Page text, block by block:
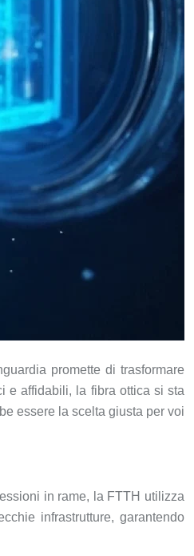
promette di trasformare
e affidabili, la fibra ottica si sta
essere la scelta giusta per voi
in rame, la FTTH utilizza
infrastrutture, garantendo